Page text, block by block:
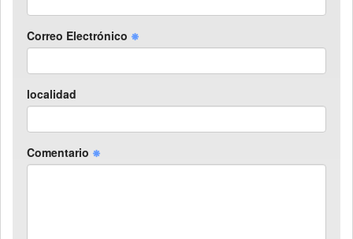
Correo Electrónico
localidad
Comentario